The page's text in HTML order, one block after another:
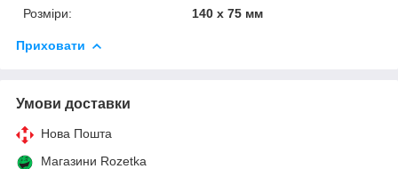
Розміри:
140 x 75 мм
Приховати
Умови доставки
Нова Пошта
Магазини Rozetka